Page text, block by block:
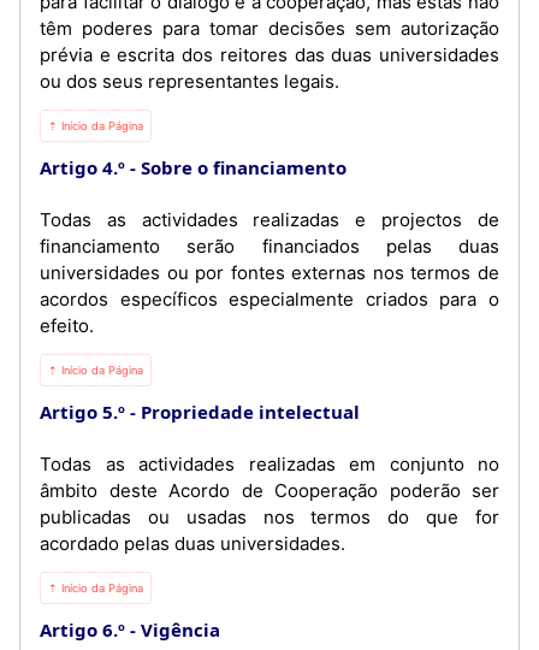
têm poderes para tomar decisões sem autorização
prévia e escrita dos reitores das duas universidades
ou dos seus representantes legais.
⇡ Início da Página
Artigo 4.º Sobre o financiamento
Todas as actividades realizadas e projectos de
financiamento serão financiados pelas duas
universidades ou por fontes externas nos termos de
acordos específicos especialmente criados para o
efeito.
⇡ Início da Página
Artigo 5.º Propriedade intelectual
Todas as actividades realizadas em conjunto no
âmbito deste Acordo de Cooperação poderão ser
publicadas ou usadas nos termos do que for
acordado pelas duas universidades.
⇡ Início da Página
Artigo 6.º Vigência